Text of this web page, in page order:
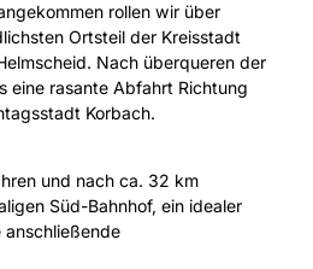
rollen wir über
Ortsteil der Kreisstadt
Nach überqueren der
eine rasante Abfahrt Richtung
Korbach.
und nach ca. 32 km
Süd-Bahnhof, ein idealer